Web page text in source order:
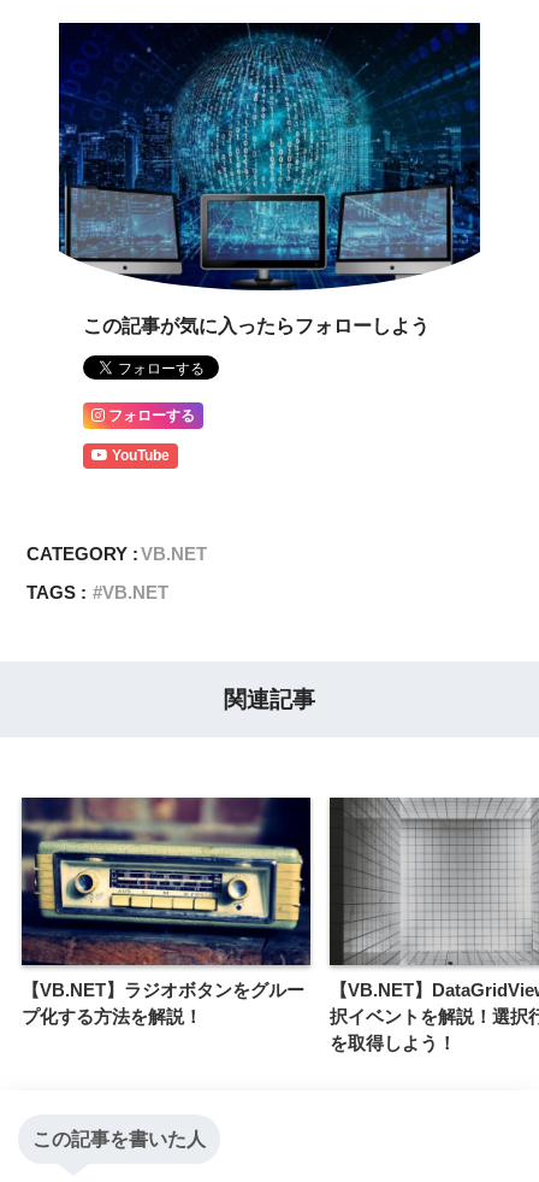
この記事が気に入ったらフォローしよう
フォローする
YouTube
CATEGORY :VB.NET
TAGS :
VB.NET
関連記事
【VB.NET】ラジオボタンをグルー
プ化する方法を解説！
【VB.NET】
択イベントを解説！選択
を取得しよう！
この記事を書いた人